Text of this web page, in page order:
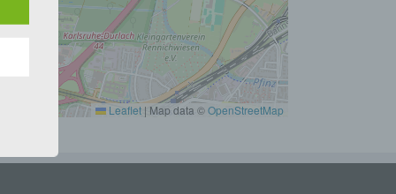
Leaflet | Map data ©OpenStreetMap